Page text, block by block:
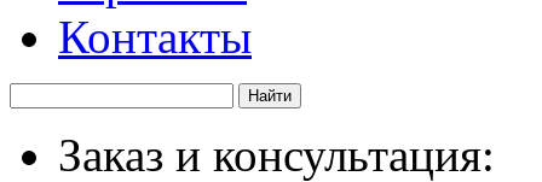
Контакты
Заказ и консультация: